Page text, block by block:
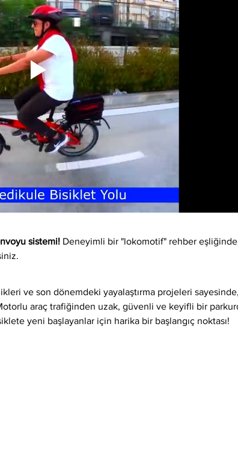
sistemi! Deneyimli bir "lokomotif" rehber
ve son dönemdeki yayalaştırma projeleri
araç trafiğinden uzak, güvenli ve keyifli bir
yeni başlayanlar için harika bir başlangıç noktası!